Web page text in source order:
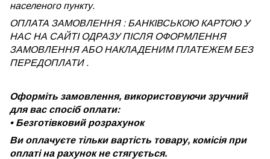
населеного пункту.
ОПЛАТА ЗАМОВЛЕННЯ : БАНКІВСЬКОЮ КАРТОЮ У
НАС НА САЙТІ ОДРАЗУ ПІСЛЯ ОФОРМЛЕННЯ
ЗАМОВЛЕННЯ АБО НАКЛАДЕНИМ ПЛАТЕЖЕМБЕЗ
ПЕРЕДОПЛАТИ .
Оформіть замовлення, використовуючи зручний
для вас спосіб оплати:
• Безготівковий розрахунок
Ви оплачуєте тільки вартість товару, комісія при
оплаті на рахунок не стягується.